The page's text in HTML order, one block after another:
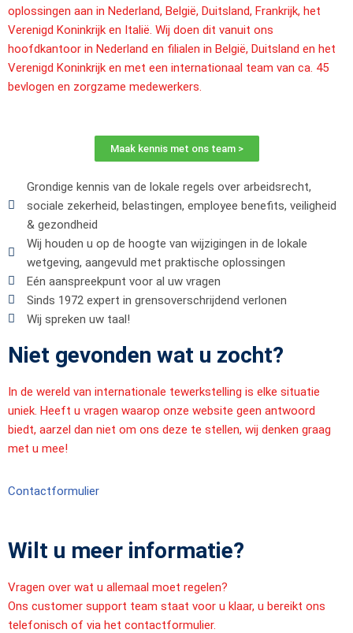
oplossingen aan in Nederland, België, Duitsland, Frankrijk, het
Verenigd Koninkrijk en Italië. Wij doen dit vanuit ons
hoofdkantoor in Nederland en filialen in België, Duitsland en het
Verenigd Koninkrijk en met een internationaal team van ca. 45
bevlogen en zorgzame medewerkers.
Maak kennis met ons team >
Grondige kennis van de lokale regels over arbeidsrecht,
sociale zekerheid, belastingen, employee benefits, veiligheid
& gezondheid
Wij houden u op de hoogte van wijzigingen in de lokale
wetgeving, aangevuld met praktische oplossingen
Eén aanspreekpunt voor al uw vragen
Sinds 1972 expert in grensoverschrijdend verlonen
Wij spreken uw taal!
Wilt u meer informatie?
Vragen over wat u allemaal moet regelen?
Ons customer support team staat voor u klaar, u bereikt ons
telefonisch of via het contactformulier.
Niet gevonden wat u zocht?
In de wereld van internationale tewerkstelling is elke situatie
uniek. Heeft u vragen waarop onze website geen antwoord
biedt, aarzel dan niet om ons deze te stellen, wij denken graag
met u mee!
Contactformulier